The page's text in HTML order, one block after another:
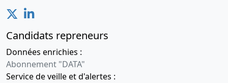
Candidats repreneurs
Données enrichies :
Abonnement "DATA"
Service de veille et d'alertes :